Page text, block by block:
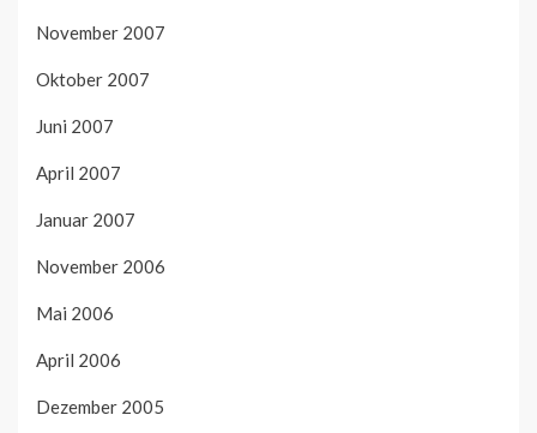
November 2007
Oktober 2007
Juni 2007
April 2007
Januar 2007
November 2006
Mai 2006
April 2006
Dezember 2005